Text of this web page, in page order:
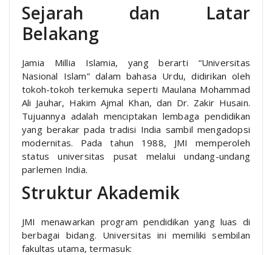
Sejarah dan Latar
Belakang
Jamia Millia Islamia, yang berarti “Universitas
Nasional Islam” dalam bahasa Urdu, didirikan oleh
tokoh-tokoh terkemuka seperti Maulana Mohammad
Ali Jauhar, Hakim Ajmal Khan, dan Dr. Zakir Husain.
Tujuannya adalah menciptakan lembaga pendidikan
yang berakar pada tradisi India sambil mengadopsi
modernitas. Pada tahun 1988, JMI memperoleh
status universitas pusat melalui undang-undang
parlemen India.
Struktur Akademik
JMI menawarkan program pendidikan yang luas di
berbagai bidang. Universitas ini memiliki sembilan
fakultas utama, termasuk: